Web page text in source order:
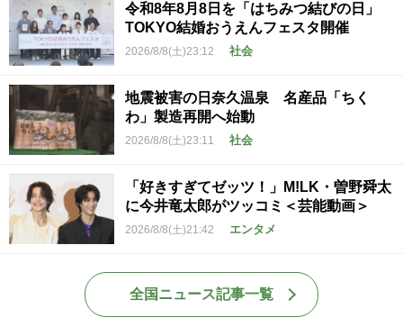
令和8年8月8日を「はちみつ結びの日」
TOKYO結婚おうえんフェスタ開催
2026/8/8(土)23:12 社会
地震被害の日奈久温泉 名産品「ちく
わ」製造再開へ始動
2026/8/8(土)23:11 社会
「好きすぎてゼッツ！」M!LK・曽野舜太
に今井竜太郎がツッコミ＜芸能動画＞
2026/8/8(土)21:42 エンタメ
全国ニュース記事一覧